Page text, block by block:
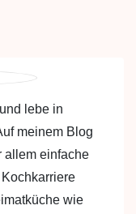
lebe in
meinem Blog
allem einfache
wie